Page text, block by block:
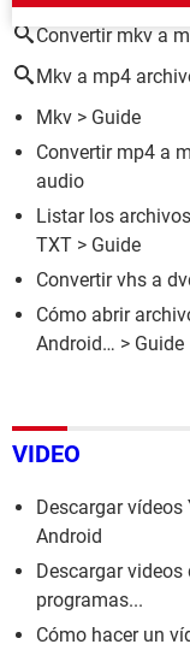
Convertir mkv a
Mkv a mp4
Mkv > Guide
Convertir mp4 a
audio
Listar los
TXT > Guide
Convertir vhs a
Cómo abrir
Android… > Guide
VIDEO
Descargar vídeos
Android
Descargar
programas...
Cómo hacer un